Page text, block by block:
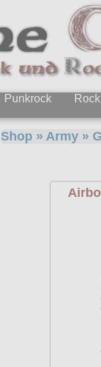
Punkrock
Shop » Army»